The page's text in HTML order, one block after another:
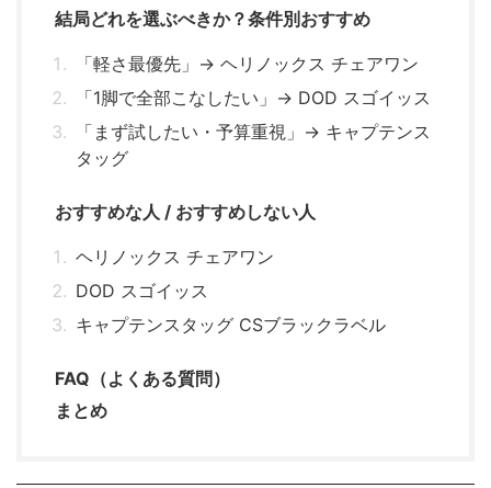
結局どれを選ぶべきか？条件別おすすめ
「軽さ最優先」→ ヘリノックス チェアワン
「1脚で全部こなしたい」→ DOD スゴイッス
「まず試したい・予算重視」→ キャプテンス
タッグ
おすすめな人 / おすすめしない人
ヘリノックス チェアワン
DOD スゴイッス
キャプテンスタッグ CSブラックラベル
FAQ（よくある質問）
まとめ